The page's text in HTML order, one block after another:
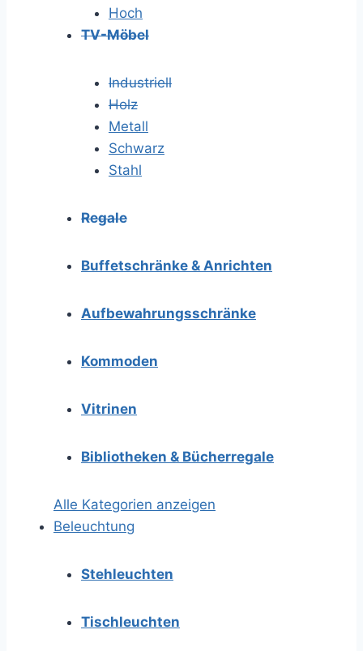
Hoch
TV-Möbel
Industriell
Holz
Metall
Schwarz
Stahl
Regale
Buffetschränke & Anrichten
Aufbewahrungsschränke
Kommoden
Vitrinen
Bibliotheken & Bücherregale
Alle Kategorien anzeigen
Beleuchtung
Stehleuchten
Tischleuchten